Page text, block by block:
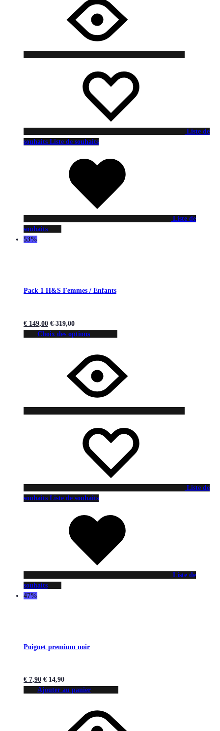
Liste de
souhaits Liste de souhaits
Liste de
souhaits
53%
Pack 1 H&S Femmes / Enfants
€ 149,00 €319,00
Choix des options
Liste de
souhaits Liste de souhaits
Liste de
souhaits
47%
Poignet premium noir
€ 7,90 €14,90
Ajouter au panier